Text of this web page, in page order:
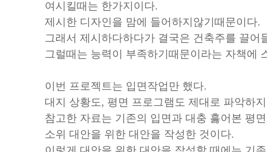
여시킬때는 한가지이다.
제시한 디자인을 맘에 들어하지않기때문이다.
그래서 제시하다하다가 결국은 건축주를 끌어
그럴때는 능력이 부족하기때문이라는 자책에
이번 프로젝트는 입면작업만 했다.
대지 상황도, 평면 프로그램도 제대로 파악하
참고한 자료는 기존의 입면과 대충 훓어본 평
소위 대안을 위한 대안을 작성한 것이다.